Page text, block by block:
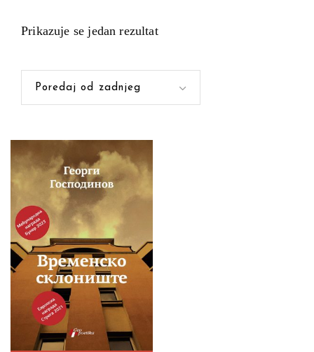
Prikazuje se jedan rezultat
Poredaj od zadnjeg